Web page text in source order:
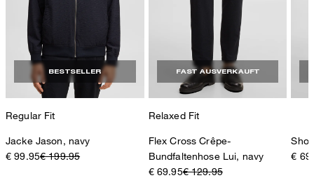
BESTSELLER
Regular Fit
Jacke Jason, navy
€ 99.95€ 199.95
FAST AUSVERKAUFT
Relaxed Fit
Flex Cross Crêpe-
Bundfaltenhose Lui, navy
€ 69.95€ 129.95
€